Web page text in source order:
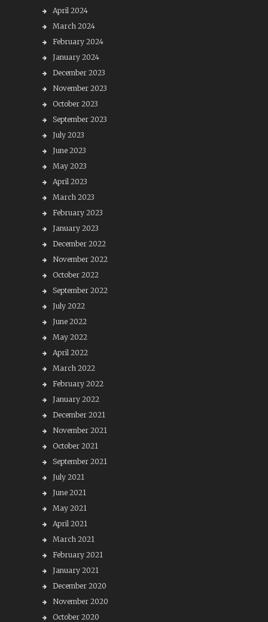
April 2024
March 2024
February 2024
January 2024
December 2023
November 2023
October 2023
September 2023
July 2023
June 2023
May 2023
April 2023
March 2023
February 2023
January 2023
December 2022
November 2022
October 2022
September 2022
July 2022
June 2022
May 2022
April 2022
March 2022
February 2022
January 2022
December 2021
November 2021
October 2021
September 2021
July 2021
June 2021
May 2021
April 2021
March 2021
February 2021
January 2021
December 2020
November 2020
October 2020